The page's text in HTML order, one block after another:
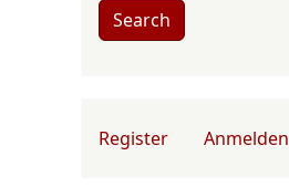
Search
User account menu
Register Anmelden